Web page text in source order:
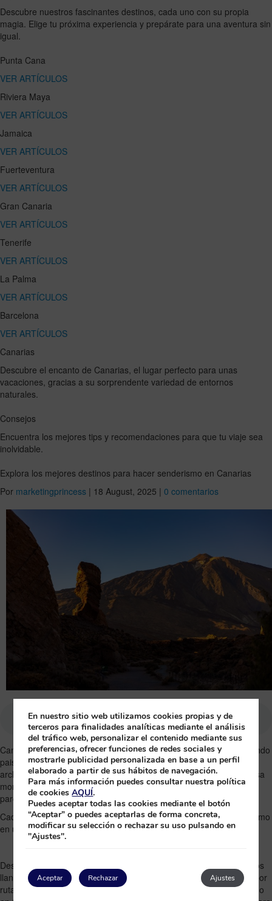
Descubre nuestros fascinantes destinos, cada uno con su propia
magia. Elige tu próxima experiencia y prepárate para una aventura sin
igual.
Punta Cana
VER ARTÍCULOS
Riviera Maya
VER ARTÍCULOS
Jamaica
VER ARTÍCULOS
Fuerteventura
VER ARTÍCULOS
Gran Canaria
VER ARTÍCULOS
Tenerife
VER ARTÍCULOS
La Palma
VER ARTÍCULOS
Barcelona
VER ARTÍCULOS
Canarias
Descubre el encanto de Canarias, el lugar perfecto para unas
vacaciones, gracias a su sorprendente variedad de entornos
naturales.
Consejos
Encuentra los mejores tips y recomendaciones para que tu viaje sea
inolvidable.
Explora los mejores destinos para hacer senderismo en Canarias
Por marketingprincess | 18 August, 2025 | 0 comentarios
Canarias es un destino privilegiado para quienes disfrutan recorriendo
paisajes a pie. Más allá de sus playas y su clima templado, el
archipiélago ofrece una red de senderos sorprendente que atraviesa
montañas volcánicas, pinares frondosos, barrancos profundos,
parques naturales y espectaculares acantilados costeros.
Cada isla tiene su propia personalidad, lo que convierte el senderismo
en una forma única de explorar su diversidad geográfica y natural.
Desde los picos más altos de Tenerife o La Palma hasta los caminos
llanos entre malpaises y zonas áridas de Fuerteventura, pasando por
rutas junto al mar o caminos rurales en Gran Canaria, el senderismo
En nuestro sitio web utilizamos cookies propias y de
terceros para finalidades analíticas mediante el análisis
del tráfico web, personalizar el contenido mediante sus
preferencias, ofrecer funciones de redes sociales y
mostrarle publicidad personalizada en base a un perfil
elaborado a partir de sus hábitos de navegación.
Para más información puedes consultar nuestra política
de cookiesAQUÍ.
Puedes aceptar todas las cookies mediante el botón
“Aceptar” o puedes aceptarlas de forma concreta,
modificar su selección o rechazar su uso pulsando en
"Ajustes".
Aceptar Ajustes
Rechazar